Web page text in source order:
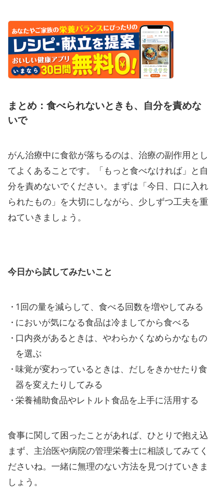
まとめ：食べられないときも、自分を責めな
いで
がん治療中に食欲が落ちるのは、治療の副作用とし
てよくあることです。「もっと食べなければ」と自
分を責めないでください。まずは「今日、口に入れ
られたもの」を大切にしながら、少しずつ工夫を重
ねていきましょう。
今日から試してみたいこと
1回の量を減らして、食べる回数を増やしてみる
においが気になる食品は冷ましてから食べる
口内炎があるときは、やわらかくなめらかなもの
を選ぶ
味覚が変わっているときは、だしをきかせたり食
器を変えたりしてみる
栄養補助食品やレトルト食品を上手に活用する
食事に関して困ったことがあれば、ひとりで抱え込
まず、主治医や病院の管理栄養士に相談してみてく
ださいね。一緒に無理のない方法を見つけていきま
しょう。